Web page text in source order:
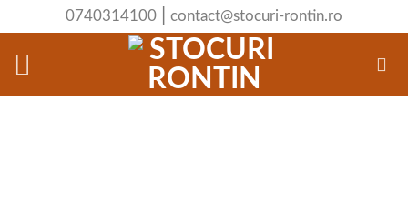
content
0740314100 contact@stocuri-rontin.ro